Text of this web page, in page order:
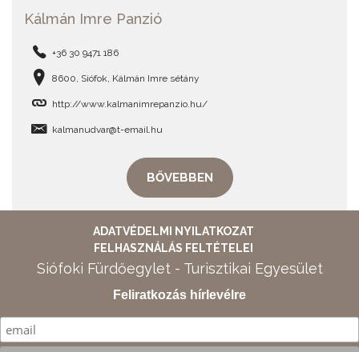
Kálmán Imre Panzió
+36 30 9471 186
8600, Siófok, Kálmán Imre sétány
http://www.kalmanimrepanzio.hu/
kalmanudvar@t-email.hu
BŐVEBBEN
ADATVÉDELMI NYILATKOZAT
FELHASZNÁLÁS FELTÉTELEI
Siófoki Fürdőegylet - Turisztikai Egyesület
Feliratkozás hírlevélre